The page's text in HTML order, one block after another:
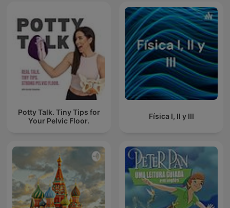
Potty Talk. Tiny Tips for
Your Pelvic Floor.
Física I, II y III